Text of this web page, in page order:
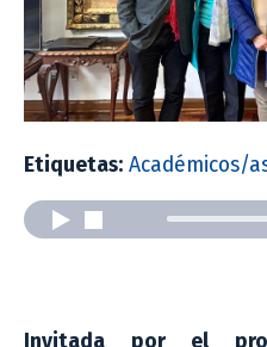
Etiquetas: Académicos/
Invitada por el